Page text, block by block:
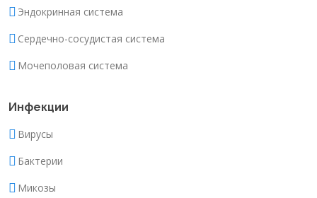
Эндокринная система
Сердечно-сосудистая система
Мочеполовая система
Инфекции
Вирусы
Бактерии
Микозы